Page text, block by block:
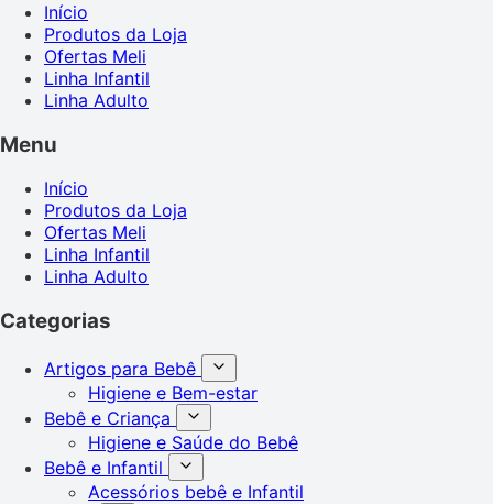
Início
Produtos da Loja
Ofertas Meli
Linha Infantil
Linha Adulto
Menu
Início
Produtos da Loja
Ofertas Meli
Linha Infantil
Linha Adulto
Categorias
Artigos para Bebê
Higiene e Bem-estar
Bebê e Criança
Higiene e Saúde do Bebê
Bebê e Infantil
Acessórios bebê e Infantil